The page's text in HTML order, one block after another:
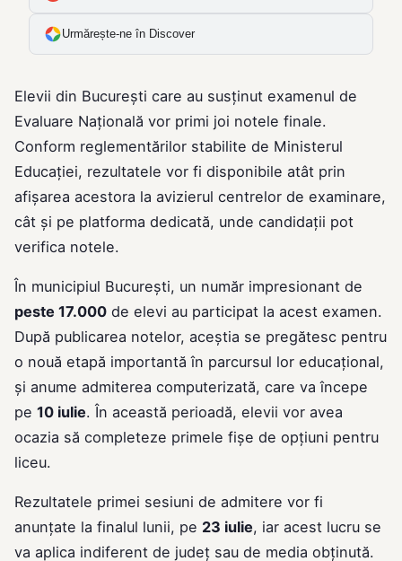
Urmărește-ne în Discover
Elevii din București care au susținut examenul de
Evaluare Națională vor primi joi notele finale.
Conform reglementărilor stabilite de Ministerul
Educației, rezultatele vor fi disponibile atât prin
afișarea acestora la avizierul centrelor de examinare,
cât și pe platforma dedicată, unde candidații pot
verifica notele.
În municipiul București, un număr impresionant de
peste 17.000 de elevi au participat la acest examen.
După publicarea notelor, aceștia se pregătesc pentru
o nouă etapă importantă în parcursul lor educațional,
și anume admiterea computerizată, care va începe
pe 10 iulie. În această perioadă, elevii vor avea
ocazia să completeze primele fișe de opțiuni pentru
liceu.
Rezultatele primei sesiuni de admitere vor fi
anunțate la finalul lunii, pe 23 iulie, iar acest lucru se
va aplica indiferent de județ sau de media obținută.